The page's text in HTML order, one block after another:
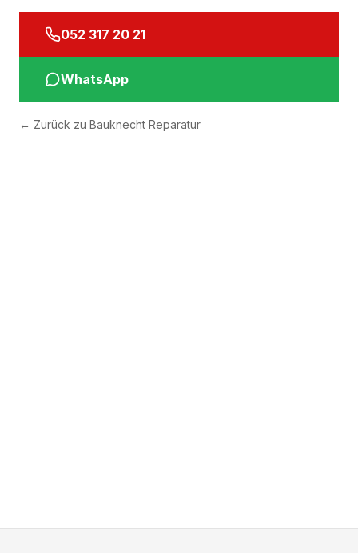
052 317 20 21
WhatsApp
← Zurück zu Bauknecht Reparatur